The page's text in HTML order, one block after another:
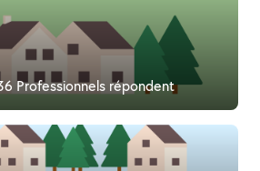
Professionnels répondent